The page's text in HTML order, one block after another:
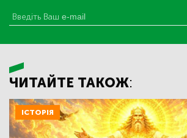
ЧИТАЙТЕ ТАКОЖ:
ІСТОРІЯ